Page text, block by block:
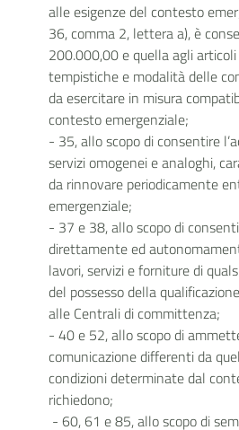
alle esigenze del contesto
36, comma 2, lettera a), è
200.000,00 e quella agli
tempistiche e modalità delle
da esercitare in misura
contesto emergenziale;
- 35, allo scopo di consentire
servizi omogenei e analoghi,
da rinnovare periodicamente
emergenziale;
- 37 e 38, allo scopo di
direttamente ed
lavori, servizi e forniture di
del possesso della
alle Centrali di committenza;
- 40 e 52, allo scopo di
comunicazione differenti da
condizioni determinate dal
richiedono;
- 60, 61 e 85, allo scopo di